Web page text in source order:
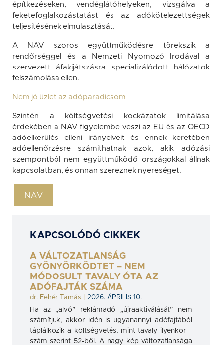
építkezéseken, vendéglátóhelyeken, vizsgálva a
feketefoglalkozástatást és az adókötelezettségek
teljesítésének elmulasztását.
A NAV szoros együttműködésre törekszik a
rendőrséggel és a Nemzeti Nyomozó Irodával a
szervezett áfakijátszásra specializálódott hálózatok
felszámolása ellen.
Nem jó üzlet az adóparadicsom
Szintén a költségvetési kockázatok limitálása
érdekében a NAV figyelembe veszi az EU és az OECD
adóelkerülés elleni irányelveit és ennek keretében
adóellenőrzésre számíthatnak azok, akik adózási
szempontból nem együttműködő országokkal állnak
kapcsolatban, és onnan szereznek nyereséget.
NAV
KAPCSOLÓDÓ CIKKEK
A VÁLTOZATLANSÁG
GYÖNYÖRKÖDTET – NEM
MÓDOSULT TAVALY ÓTA AZ
ADÓFAJTÁK SZÁMA
dr. Fehér Tamás
2026. ÁPRILIS 10.
Ha az „alvó” reklámadó „újraaktiválását” nem
számítjuk, akkor idén is ugyanannyi adófajtából
táplálkozik a költségvetés, mint tavaly ilyenkor –
szám szerint 52-ből. A nagy kép változatlansága